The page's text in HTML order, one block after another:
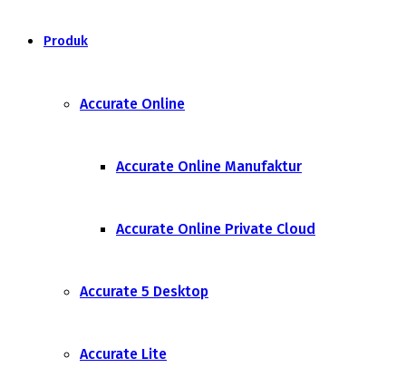
Produk
Accurate Online
Accurate Online Manufaktur
Accurate Online Private Cloud
Accurate 5 Desktop
Accurate Lite